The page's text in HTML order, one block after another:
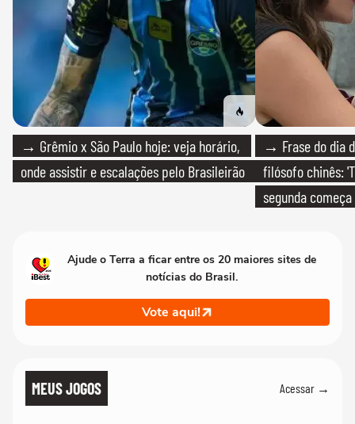
→ Grêmio x São Paulo hoje: veja horário,
onde assistir e escalações pelo Brasileirão
→ Frase do dia
filósofo chinês:
segunda
Ajude o Terra a ficar entre os 20 maiores sites de
notícias do Brasil.
Vote aqui!
MEUS JOGOS Acessar →